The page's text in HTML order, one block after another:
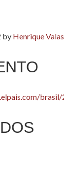
by Henrique